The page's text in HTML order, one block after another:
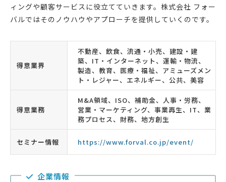
ィングや顧客サービスに役立てていきます。株式会社 フォー
バルではそのノウハウやアプローチを提供していくのです。
得意業界
不動産、飲食、流通・小売、建設・建
築、IT・インターネット、運輸・物流、
製造、教育、医療・福祉、アミューズメン
ト・レジャー、エネルギー、公共、美容
得意業務
M&A領域、ISO、補助金、人事・労務、
営業・マーケティング、事業再生、IT、業
務プロセス、財務、地方創生
セミナー情報 https://www.forval.co.jp/event/
企業情報